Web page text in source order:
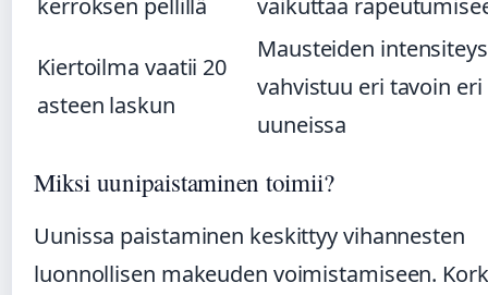
Kiertoilma vaatii 20
asteen laskun
Mausteiden intensiteys
vahvistuu eri tavoin eri
uuneissa
Miksi uunipaistaminen toimii?
Uunissa paistaminen keskittyy vihannesten
luonnollisen makeuden voimistamiseen.